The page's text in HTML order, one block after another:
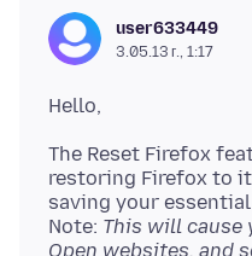
user633449
3.05.13 г., 1:17
The Reset Firefox
restoring Firefox to
saving your
Note: This will cause
Open websites, and